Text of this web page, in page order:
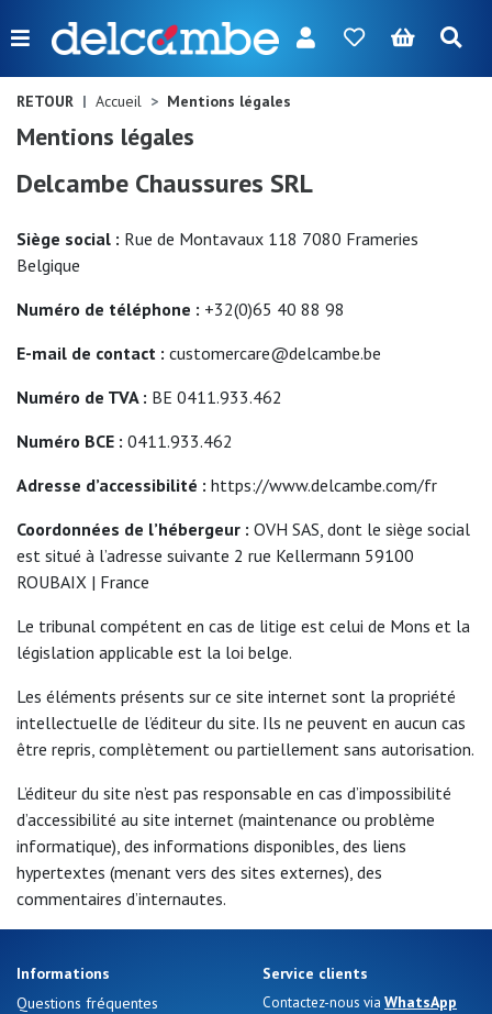
Menu
FR NL EN DE
Femme
Homme
Fille
marques
Promos
d'été
RETOUR Accueil Mentions légales
Mentions légales
Delcambe Chaussures SRL
Siège social : Rue de Montavaux 118 7080 Frameries
Belgique
Numéro de téléphone : +32(0)65 40 88 98
E-mail de contact : customercare@delcambe.be
Numéro de TVA : BE 0411.933.462
Numéro BCE : 0411.933.462
Adresse d’accessibilité : https://www.delcambe.com/fr
Coordonnées de l’hébergeur : OVH SAS, dont le siège social
est situé à l’adresse suivante 2 rue Kellermann 59100
ROUBAIX | France
Le tribunal compétent en cas de litige est celui de Mons et la
législation applicable est la loi belge.
Les éléments présents sur ce site internet sont la propriété
intellectuelle de l’éditeur du site. Ils ne peuvent en aucun cas
être repris, complètement ou partiellement sans autorisation.
L’éditeur du site n’est pas responsable en cas d’impossibilité
d’accessibilité au site internet (maintenance ou problème
informatique), des informations disponibles, des liens
hypertextes (menant vers des sites externes), des
commentaires d’internautes.
Informations
Questions fréquentes
Service clients
Contactez-nous via WhatsApp